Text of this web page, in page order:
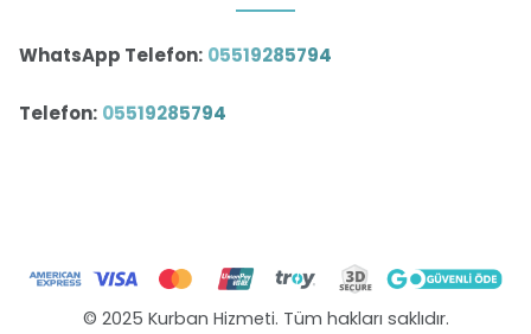
WhatsApp Telefon: 05519285794
Telefon: 05519285794
© 2025 Kurban Hizmeti. Tüm hakları saklıdır.